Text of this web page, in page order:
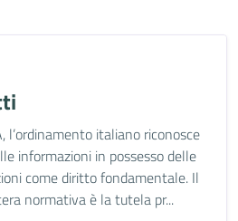
l’ordinamento italiano riconosce
informazioni in possesso delle
come diritto fondamentale. Il
normativa è la tutela pr...